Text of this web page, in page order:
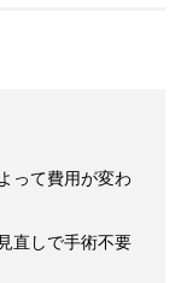
って費用が変わ
直しで手術不要